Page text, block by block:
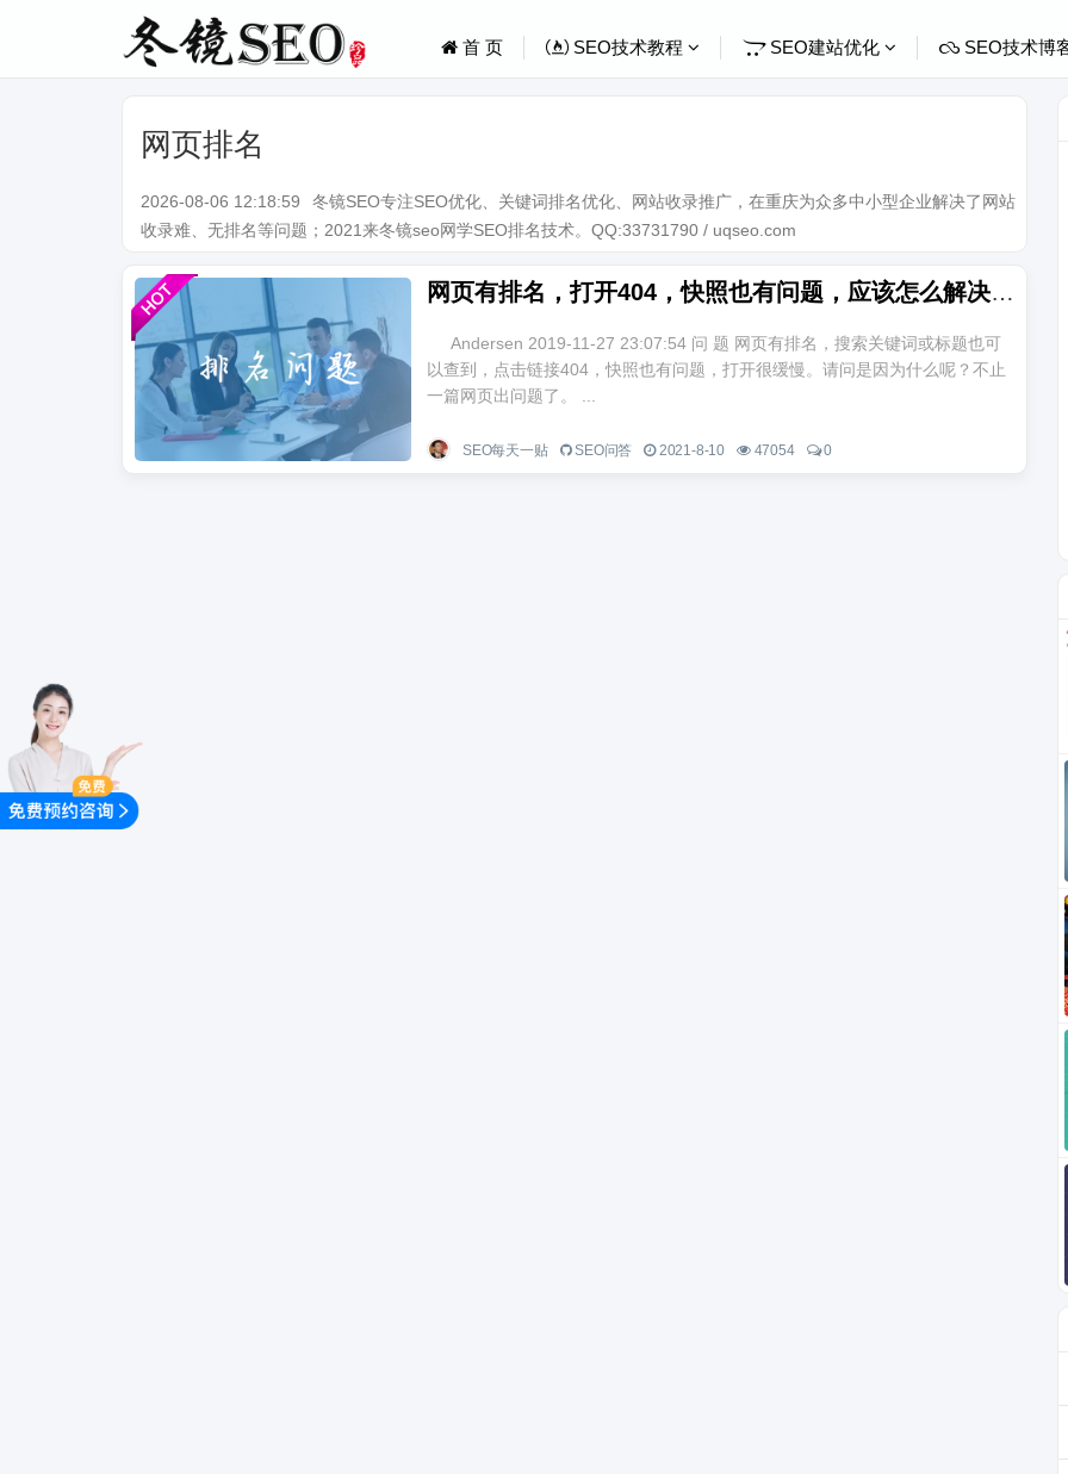
首 页 SEO技术教程 SEO建站优化 SEO技术博
网页排名
2026-08-06 12:18:59
冬镜SEO专注SEO优化、关键词排名优化、网站收录推广，在重庆为众多中小型企业解决了网站
收录难、无排名等问题；2021来冬镜seo网学SEO排名技术。QQ:33731790 / uqseo.com
网页有排名，打开404，快照也有问题，应该怎么解决
Andersen 2019-11-27 23:07:54 问 题 网页有排名，搜索关键词或标题也可
以查到，点击链接404，快照也有问题，打开很缓慢。请问是因为什么呢？不止
一篇网页出问题了。 ...
SEO每天一贴 SEO问答 2021-8-10 47054 0